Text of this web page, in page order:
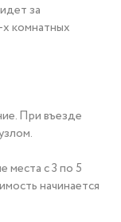
за
комнатных
При въезде
места с 3 по 5
начинается